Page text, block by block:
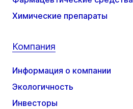
Химические препараты
Компания
Информация о компании
Экологичность
Инвесторы